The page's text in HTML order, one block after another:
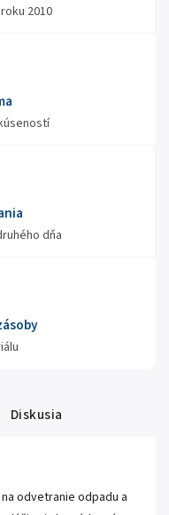
2010
dňa
Diskusia
odvetranie odpadu a